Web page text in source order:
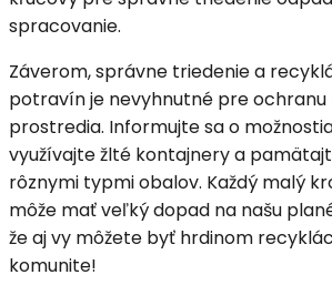
spracovanie.
Záverom, správne triedenie a
potravín je nevyhnutné pre ochranu
prostredia. Informujte sa o
využívajte žlté kontajnery a
rôznymi typmi obalov. Každý malý
môže mať veľký dopad na našu
že aj vy môžete byť hrdinom
komunite!